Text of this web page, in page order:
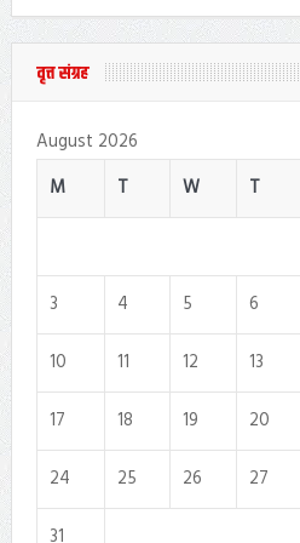
वृत्त संग्रह
August 2026
M
T W T
3
4 5 6
10
11 12 13
17
18 19 20
24
25 26 27
31